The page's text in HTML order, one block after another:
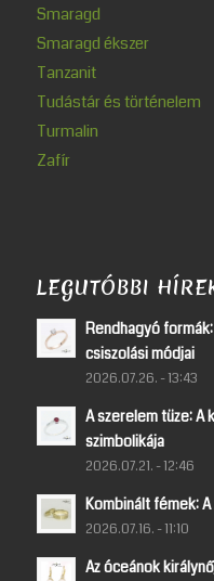
Smaragd
Smaragd ékszer
Tanzanit
Tudástár és történelem
Turmalin
Zafír
LEGUTÓBBI
Rendhagyó
csiszolási módjai
2026.07.26. - 13:43
A szerelem tüze: A
szimbolikája
2026.07.21. - 12:46
Kombinált fémek:
2026.07.16. - 11:10
Az óceánok